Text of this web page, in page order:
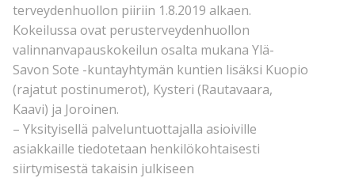
terveydenhuollon piiriin 1.8.2019 alkaen.
Kokeilussa ovat perusterveydenhuollon
valinnanvapauskokeilun osalta mukana Ylä-
Savon Sote -kuntayhtymän kuntien lisäksi Kuopio
(rajatut postinumerot), Kysteri (Rautavaara,
Kaavi) ja Joroinen.
– Yksityisellä palveluntuottajalla asioiville
asiakkaille tiedotetaan henkilökohtaisesti
siirtymisestä takaisin julkiseen